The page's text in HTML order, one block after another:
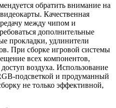
обратить внимание на
Качественная
между чипом и
дополнительные
прокладки, удлинители
При сборке игровой системы
всех компонентов,
воздуха. Использование
подсветкой и продуманный
не только эффективной,